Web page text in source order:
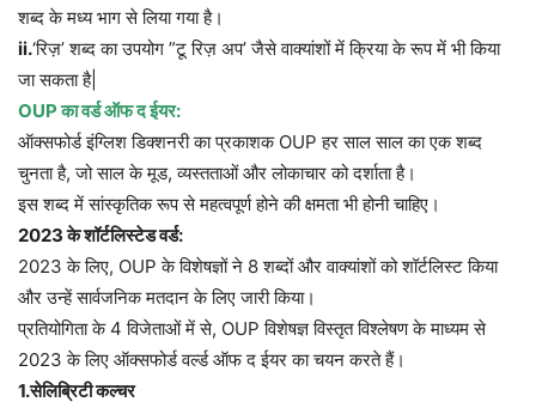
शब्द के मध्य भाग से लिया गया है।
ii.‘रिज़’ शब्द का उपयोग ”टू रिज़ अप’ जैसे वाक्यांशों में क्रिया के रूप में भी किया
जा सकता है|
OUPका वर्ड ऑफ द ईयर:
ऑक्सफोर्ड इंग्लिश डिक्शनरी का प्रकाशक OUP हर साल साल का एक शब्द
चुनता है, जो साल के मूड, व्यस्तताओं और लोकाचार को दर्शाता है।
इस शब्द में सांस्कृतिक रूप से महत्वपूर्ण होने की क्षमता भी होनी चाहिए।
2023के शॉर्टलिस्टेड वर्ड:
2023 के लिए, OUP के विशेषज्ञों ने 8 शब्दों और वाक्यांशों को शॉर्टलिस्ट किया
और उन्हें सार्वजनिक मतदान के लिए जारी किया।
प्रतियोगिता के 4 विजेताओं में से, OUP विशेषज्ञ विस्तृत विश्लेषण के माध्यम से
2023 के लिए ऑक्सफोर्ड वर्ल्ड ऑफ द ईयर का चयन करते हैं।
1.सेलिब्रिटी कल्चर